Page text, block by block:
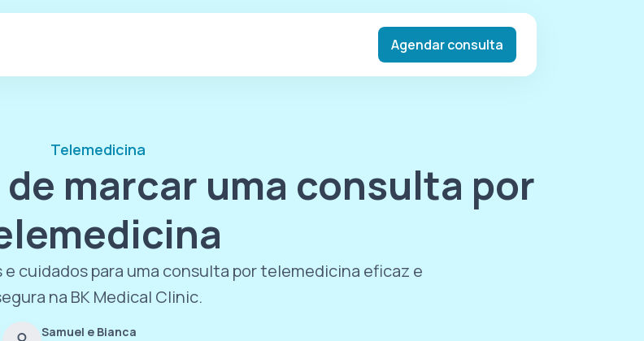
Agendar consulta
Telemedicina
marcar uma consulta por
cuidados para uma consulta por telemedicina eficaz e
na BK Medical Clinic.
Samuel e Bianca